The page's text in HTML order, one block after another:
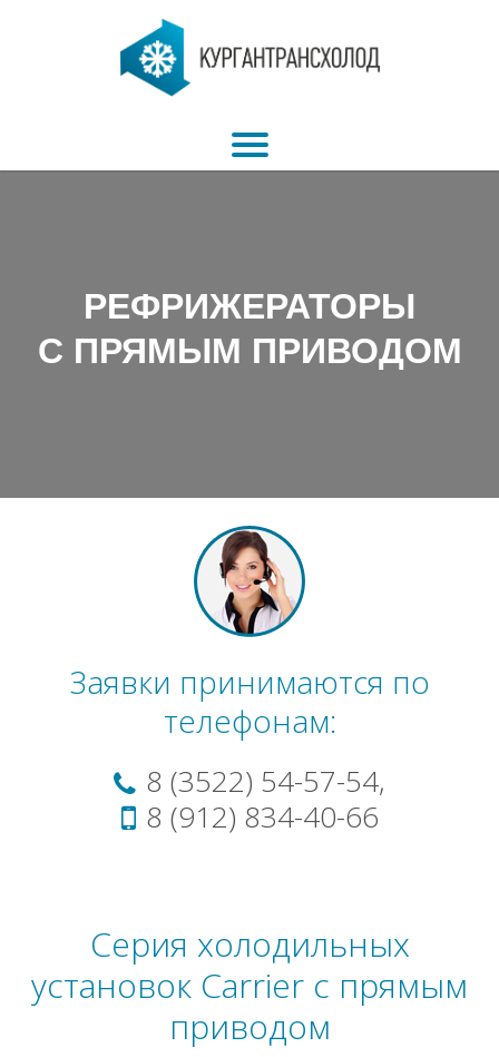
РЕФРИЖЕРАТОРЫ
С ПРЯМЫМ ПРИВОДОМ
Заявки принимаются по
телефонам:
8 (3522) 54-57-54,
8 (912) 834-40-66
Серия холодильных
установок Carrier с прямым
приводом